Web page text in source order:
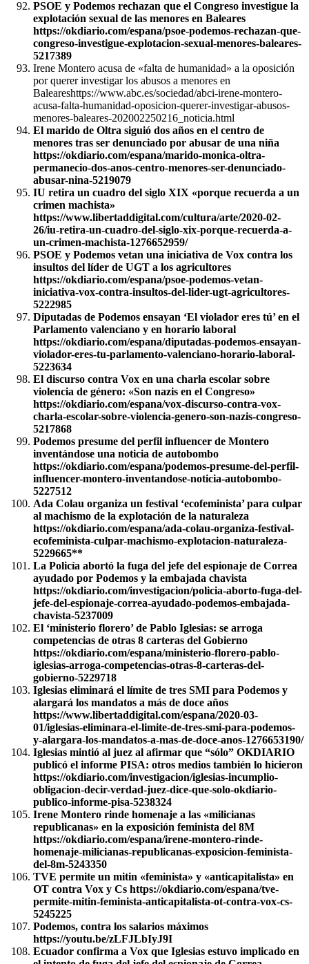
PSOE y Podemos rechazan que el Congreso investigue la
explotación sexual de las menores en Baleares
https://okdiario.com/espana/psoe-podemos-rechazan-que-
congreso-investigue-explotacion-sexual-menores-baleares-
5217389
Irene Montero acusa de «falta de humanidad» a la oposición
por querer investigar los abusos a menores en
Baleareshttps://www.abc.es/sociedad/abci-irene-montero-
acusa-falta-humanidad-oposicion-querer-investigar-abusos-
menores-baleares-202002250216_noticia.html
El marido de Oltra siguió dos años en el centro de
menores tras ser denunciado por abusar de una niña
https://okdiario.com/espana/marido-monica-oltra-
permanecio-dos-anos-centro-menores-ser-denunciado-
abusar-nina-5219079
IU retira un cuadro del siglo XIX «porque recuerda a un
crimen machista»
https://www.libertaddigital.com/cultura/arte/2020-02-
26/iu-retira-un-cuadro-del-siglo-xix-porque-recuerda-a-
un-crimen-machista-1276652959/
PSOE y Podemos vetan una iniciativa de Vox contra los
insultos del líder de UGT a los agricultores
https://okdiario.com/espana/psoe-podemos-vetan-
iniciativa-vox-contra-insultos-del-lider-ugt-agricultores-
5222985
Diputadas de Podemos ensayan ‘El violador eres tú’ en el
Parlamento valenciano y en horario laboral
https://okdiario.com/espana/diputadas-podemos-ensayan-
violador-eres-tu-parlamento-valenciano-horario-laboral-
5223634
El discurso contra Vox en una charla escolar sobre
violencia de género: «Son nazis en el Congreso»
https://okdiario.com/espana/vox-discurso-contra-vox-
charla-escolar-sobre-violencia-genero-son-nazis-congreso-
5217868
Podemos presume del perfil influencer de Montero
inventándose una noticia de autobombo
https://okdiario.com/espana/podemos-presume-del-perfil-
influencer-montero-inventandose-noticia-autobombo-
5227512
Ada Colau organiza un festival ‘ecofeminista’ para culpar
al machismo de la explotación de la naturaleza
https://okdiario.com/espana/ada-colau-organiza-festival-
ecofeminista-culpar-machismo-explotacion-naturaleza-
5229665**
La Policía abortó la fuga del jefe del espionaje de Correa
ayudado por Podemos y la embajada chavista
https://okdiario.com/investigacion/policia-aborto-fuga-del-
jefe-del-espionaje-correa-ayudado-podemos-embajada-
chavista-5237009
El ‘ministerio florero’ de Pablo Iglesias: se arroga
competencias de otras 8 carteras del Gobierno
https://okdiario.com/espana/ministerio-florero-pablo-
iglesias-arroga-competencias-otras-8-carteras-del-
gobierno-5229718
Iglesias eliminará el límite de tres SMI para Podemos y
alargará los mandatos a más de doce años
https://www.libertaddigital.com/espana/2020-03-
01/iglesias-eliminara-el-limite-de-tres-smi-para-podemos-
y-alargara-los-mandatos-a-mas-de-doce-anos-1276653190/
Iglesias mintió al juez al afirmar que “sólo” OKDIARIO
publicó el informe PISA: otros medios también lo hicieron
https://okdiario.com/investigacion/iglesias-incumplio-
obligacion-decir-verdad-juez-dice-que-solo-okdiario-
publico-informe-pisa-5238324
Irene Montero rinde homenaje a las «milicianas
republicanas» en la exposición feminista del 8M
https://okdiario.com/espana/irene-montero-rinde-
homenaje-milicianas-republicanas-exposicion-feminista-
del-8m-5243350
TVE permite un mitin «feminista» y «anticapitalista» en
OT contra Vox y Cs https://okdiario.com/espana/tve-
permite-mitin-feminista-anticapitalista-ot-contra-vox-cs-
5245225
Podemos, contra los salarios máximos
https://youtu.be/zLFJLbIyJ9I
Ecuador confirma a Vox que Iglesias estuvo implicado en